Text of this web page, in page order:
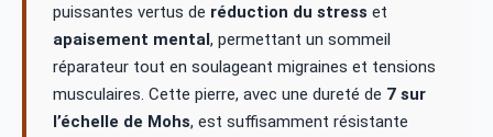
puissantes vertus de réduction du stress et
apaisement mental, permettant un sommeil
réparateur tout en soulageant migraines et tensions
musculaires. Cette pierre, avec une dureté de 7 sur
l’échelle de Mohs, est suffisamment résistante